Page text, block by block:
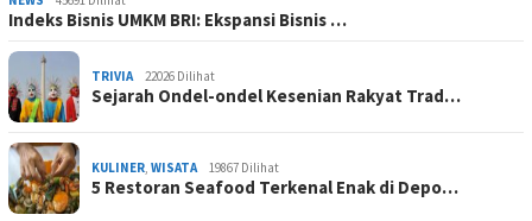
Indeks Bisnis UMKM BRI: Ekspansi Bisnis …
TRIVIA 22026 Dilihat
Sejarah Ondel-ondel Kesenian Rakyat Trad…
KULINER WISATA 19867 Dilihat
5 Restoran Seafood Terkenal Enak di Depo…